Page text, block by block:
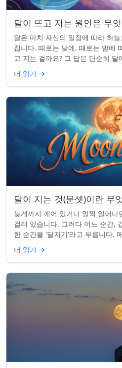
달이 뜨고 지는 원인은 무
달은 마치 자신의 일정에 따라 하
집니다. 때로는 낮에, 때로는 밤에
고 지는 걸까요? 그 답은 단순히 달
관한 것입니다. 핵심 통찰:...
더 읽기 →
달이 지는 것(문셋)이란 무
늦게까지 깨어 있거나 일찍 일어나
걸려 있습니다. 그러다 어느 순간,
한 순간을 '달지기'라고 부릅니다.
람들은 놓치곤 합니다. 핵심 ...
더 읽기 →